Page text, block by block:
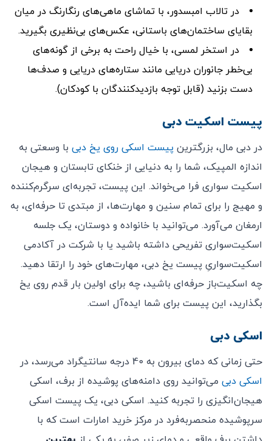
در تالاب امبسدور، با تماشای ماهی‌های رنگارنگ در میان
بقایای ساختمان‌های باستانی، عکس‌های بی‌نظیری بگیرید.
در استخر لمسی، با خیال راحت به برخی از گونه‌های
بی‌خطر جانوران دریایی مانند ستاره‌های دریایی و صدف‌ها
دست بزنید (قابل توجه بازدیدکنندگان با کودکان).
پیست اسکیت دبی
در دبی مال، بزرگترین پیست اسکی روی یخ دبی با وسعتی به
اندازه المپیک، شما را به دنیایی از خنکای تابستان و هیجان
اسکیت سواری فرا می‌خواند. این پیست، تجربه‌ای سرگرم‌کننده
و مهیج را برای تمام سنین و مهارت‌ها، از مبتدی تا حرفه‌ای، به
ارمغان می‌آورد. می‌توانید با خانواده و دوستان، یک جلسه
اسکیت‌سواری تفریحی داشته باشید یا با شرکت در آکادمی
اسکیت‌سواریِ پیست یخ دبی، مهارت‌های خود را ارتقا دهید.
چه اسکیت‌باز حرفه‌ای باشید، چه برای اولین بار قدم روی یخ
بگذارید، این پیست برای شما ایده‌آل است.
اسکی دبی
حتی زمانی که دمای بیرون به 40 درجه سانتیگراد می‌رسد، در
اسکی دبی می‌توانید روی دامنه‌های پوشیده از برف، اسکی
هیجان‌انگیزی را تجربه کنید. اسکی دبی، یک پیست اسکی
سرپوشیده منحصربه‌فرد در مرکز خرید امارات است که با